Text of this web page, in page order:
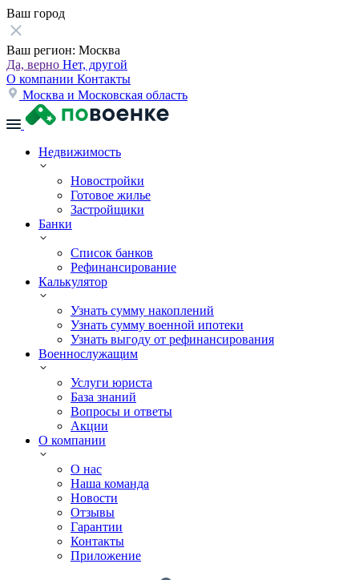
Ваш город
Ваш регион: Москва
Да, верно Нет, другой
О компании Контакты
Москва и Московская область
Недвижимость
Новостройки
Готовое жилье
Застройщики
Банки
Список банков
Рефинансирование
Калькулятор
Узнать сумму накоплений
Узнать сумму военной ипотеки
Узнать выгоду от рефинансирования
Военнослужащим
Услуги юриста
База знаний
Вопросы и ответы
Акции
О компании
О нас
Наша команда
Новости
Отзывы
Гарантии
Контакты
Приложение